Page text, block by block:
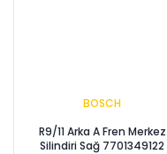
BOSCH
R9/11 Arka A Fren Merkez
Silindiri Sağ 7701349122